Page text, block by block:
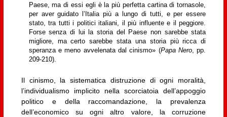
Paese, ma di essi egli è la più perfetta cartina di tornasole,
per aver guidato l’Italia più a lungo di tutti, e per essere
stato, tra tutti i politici italiani, il più influente e il peggiore.
Forse senza di lui la storia del Paese non sarebbe stata
migliore, ma certo sarebbe stata una storia più ricca di
speranza e meno avvelenata dal cinismo» (Papa Nero, pp.
209-210).
Il cinismo, la sistematica distruzione di ogni moralità,
l’individualismo implicito nella scorciatoia dell’appoggio
politico e della raccomandazione, la prevalenza
dell’economico su ogni altro valore, la corruzione